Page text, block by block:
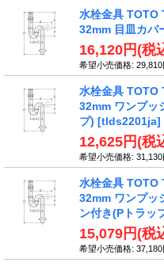
水栓金具 TOTO
32mm 目皿カバ
16,120円 (税
希望小売価格: 29,810
水栓金具 TOTO
32mm ワンプッ
プ) [tlds2201ja]
12,625円 (税
希望小売価格: 31,130
水栓金具 TOTO
32mm ワンプッ
ン付き(Pトラッ
15,079円 (税
希望小売価格: 37,180